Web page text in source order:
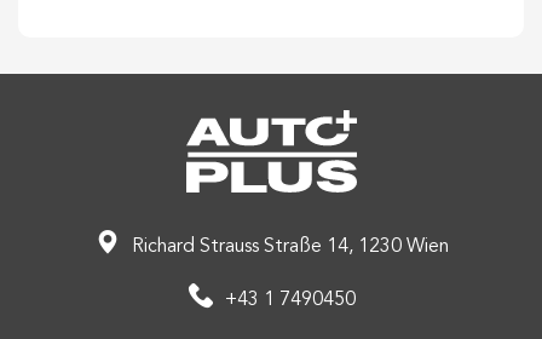
Richard Strauss Straße 14, 1230 Wien
+43 1 7490450